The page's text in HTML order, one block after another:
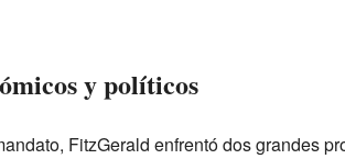
y políticos
FitzGerald enfrentó dos grandes